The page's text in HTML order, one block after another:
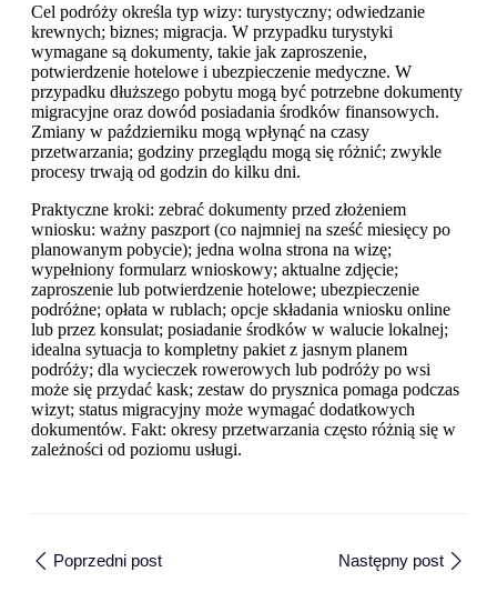
Cel podróży określa typ wizy: turystyczny; odwiedzanie
krewnych; biznes; migracja. W przypadku turystyki
wymagane są dokumenty, takie jak zaproszenie,
potwierdzenie hotelowe i ubezpieczenie medyczne. W
przypadku dłuższego pobytu mogą być potrzebne dokumenty
migracyjne oraz dowód posiadania środków finansowych.
Zmiany w październiku mogą wpłynąć na czasy
przetwarzania; godziny przeglądu mogą się różnić; zwykle
procesy trwają od godzin do kilku dni.
Praktyczne kroki: zebrać dokumenty przed złożeniem
wniosku: ważny paszport (co najmniej na sześć miesięcy po
planowanym pobycie); jedna wolna strona na wizę;
wypełniony formularz wnioskowy; aktualne zdjęcie;
zaproszenie lub potwierdzenie hotelowe; ubezpieczenie
podróżne; opłata w rublach; opcje składania wniosku online
lub przez konsulat; posiadanie środków w walucie lokalnej;
idealna sytuacja to kompletny pakiet z jasnym planem
podróży; dla wycieczek rowerowych lub podróży po wsi
może się przydać kask; zestaw do prysznica pomaga podczas
wizyt; status migracyjny może wymagać dodatkowych
dokumentów. Fakt: okresy przetwarzania często różnią się w
zależności od poziomu usługi.
Poprzedni post Następny post